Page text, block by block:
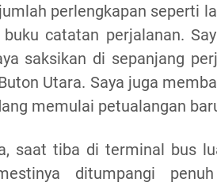
perlengkapan seperti
catatan perjalanan.
saksikan di sepanjang
Utara. Saya juga
memulai petualangan
saat tiba di terminal bus
ditumpangi